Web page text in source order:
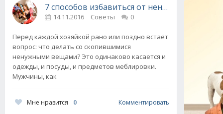
7 способов избавиться от ненужных вещей
14.11.2016 Советы 0
Перед каждой хозяйкой рано или поздно встаёт
вопрос: что делать со скопившимися
ненужными вещами? Это одинаково касается и
одежды, и посуды, и предметов меблировки.
Мужчины, как
Мне нравится 0 Комментировать